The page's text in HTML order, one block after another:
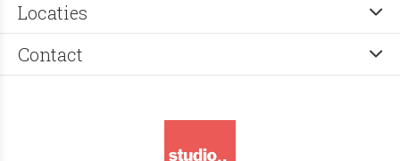
Locaties
Contact